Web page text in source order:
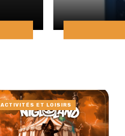
ACTIVITÉS ET LOISIRS